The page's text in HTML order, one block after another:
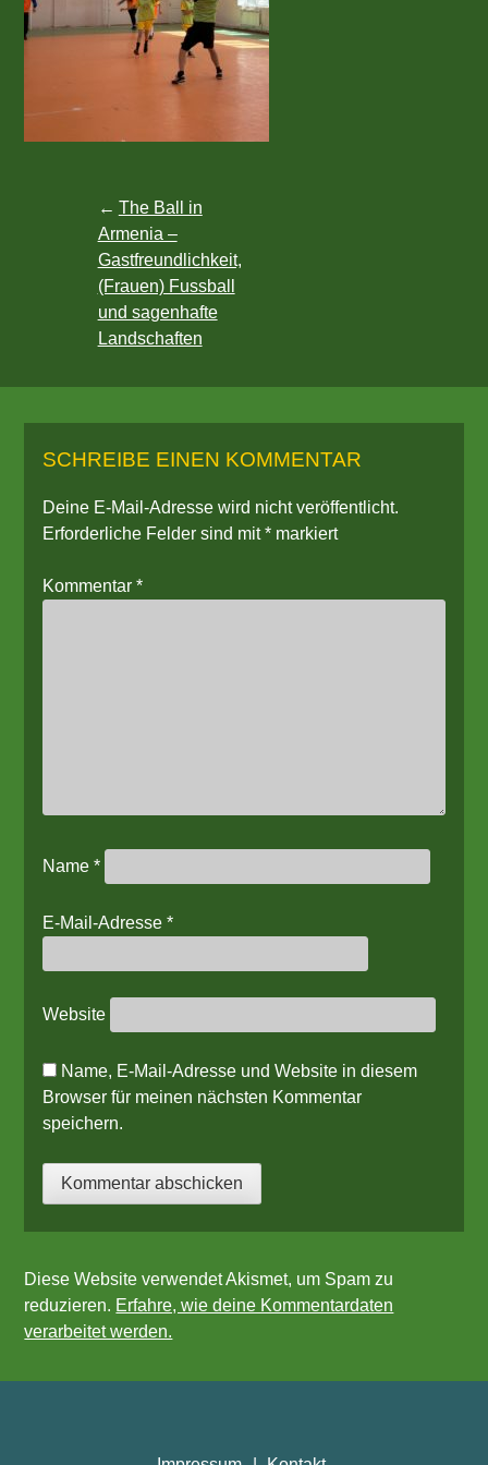
Beitragsnavigation
The Ball in
Armenia –
Gastfreundlichkeit,
(Frauen) Fussball
und sagenhafte
Landschaften
SCHREIBE EINEN KOMMENTAR
Deine E-Mail-Adresse wird nicht veröffentlicht.
Erforderliche Felder sind mit* markiert
Kommentar*
Name*
E-Mail-Adresse*
Website
Name, E-Mail-Adresse und Website in diesem
Browser für meinen nächsten Kommentar
speichern.
Diese Website verwendet Akismet, um Spam zu
reduzieren. Erfahre, wie deine Kommentardaten
verarbeitet werden.